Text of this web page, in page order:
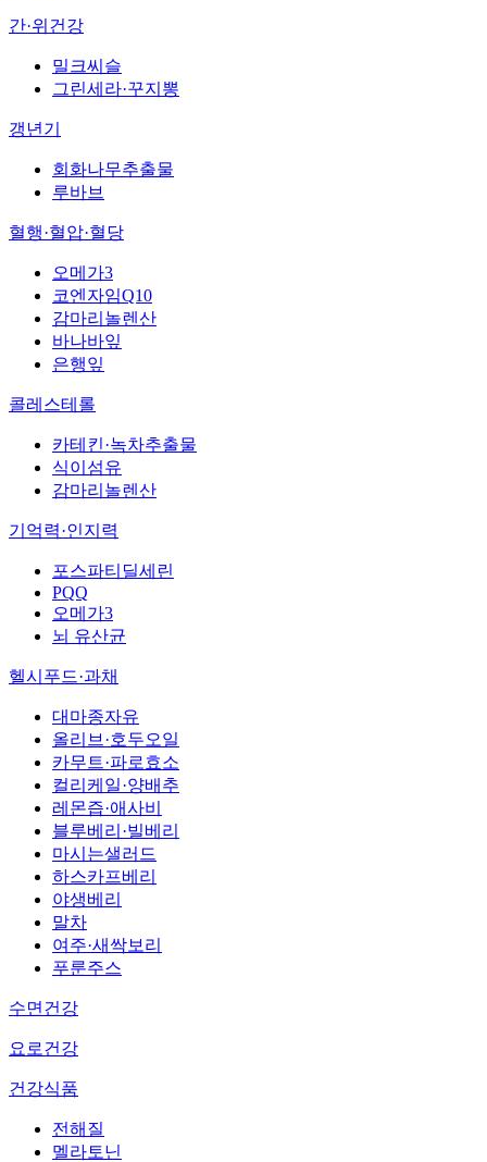
간·위건강
밀크씨슬
그린세라·꾸지뽕
갱년기
회화나무추출물
루바브
혈행·혈압·혈당
오메가3
코엔자임Q10
감마리놀렌산
바나바잎
은행잎
콜레스테롤
카테킨·녹차추출물
식이섬유
감마리놀렌산
기억력·인지력
포스파티딜세린
PQQ
오메가3
뇌 유산균
헬시푸드·과채
대마종자유
올리브·호두오일
카무트·파로효소
컬리케일·양배추
레몬즙·애사비
블루베리·빌베리
마시는샐러드
하스카프베리
야생베리
말차
여주·새싹보리
푸룬주스
수면건강
요로건강
건강식품
전해질
멜라토닌